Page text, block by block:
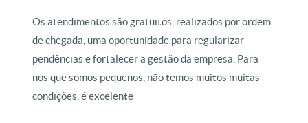
Os atendimentos são gratuitos, realizados por ordem
de chegada, uma oportunidade para regularizar
pendências e fortalecer a gestão da empresa. Para
nós que somos pequenos, não temos muitos muitas
condições, é excelente